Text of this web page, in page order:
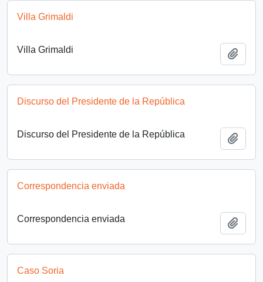
Villa Grimaldi
Villa Grimaldi
Discurso del Presidente de la República
Discurso del Presidente de la República
Correspondencia enviada
Correspondencia enviada
Caso Soria